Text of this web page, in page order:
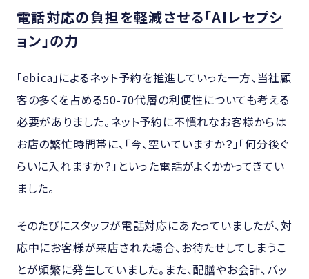
電話対応の負担を軽減させる「AIレセプシ
ョン」の力
「ebica」によるネット予約を推進していった一方、当社顧
客の多くを占める50-70代層の利便性についても考える
必要がありました。ネット予約に不慣れなお客様からは
お店の繁忙時間帯に、「今、空いていますか？」「何分後ぐ
らいに入れますか？」といった電話がよくかかってきてい
ました。
そのたびにスタッフが電話対応にあたっていましたが、対
応中にお客様が来店された場合、お待たせしてしまうこ
とが頻繁に発生していました。また、配膳やお会計、バッ